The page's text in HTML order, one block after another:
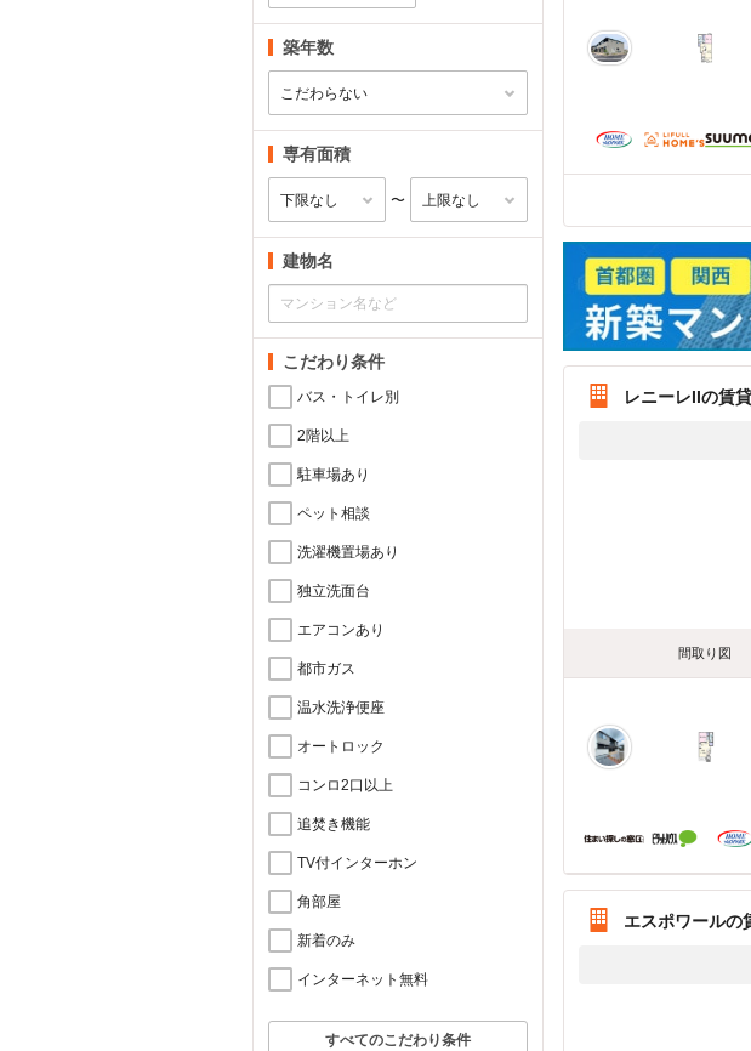
築年数
専有面積
〜
建物名
こだわり条件
バス・トイレ別
2階以上
駐車場あり
ペット相談
洗濯機置場あり
独立洗面台
エアコンあり
都市ガス
温水洗浄便座
オートロック
コンロ2口以上
追焚き機能
TV付インターホン
角部屋
新着のみ
インターネット無料
すべてのこだわり条件
レニーレIIの賃
間取り図
エスポワールの